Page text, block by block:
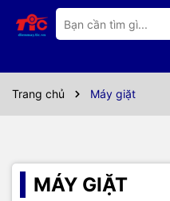
Trang chủ Máy giặt
MÁY GIẶT